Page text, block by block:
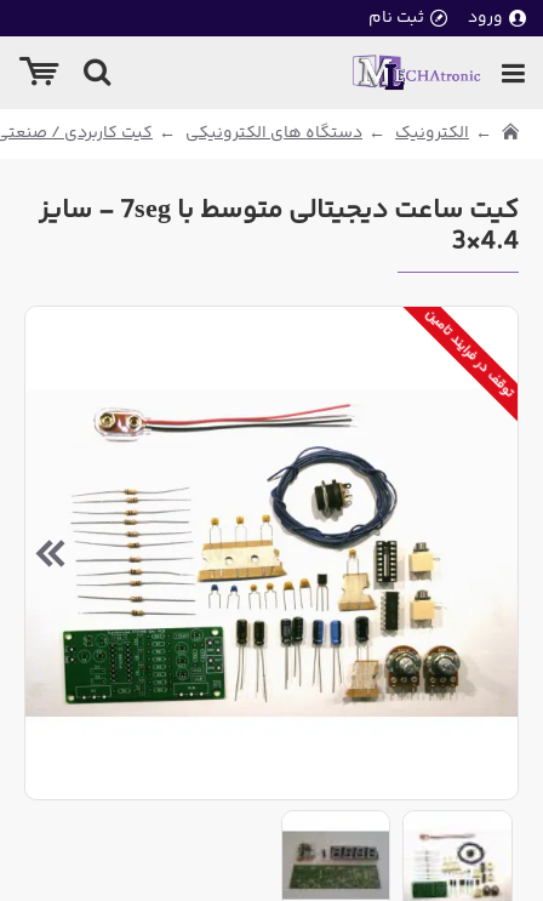
ورود ثبت نام
الکترونیک دستگاه های الکترونیکی کیت کاربردی /
کیت ساعت دیجیتالی متوسط با 7seg - سایز
4.4×3
توقف در فرایند تامین